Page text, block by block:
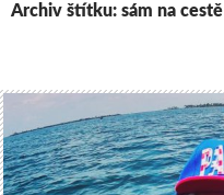
Archiv štítku: sám na cestě